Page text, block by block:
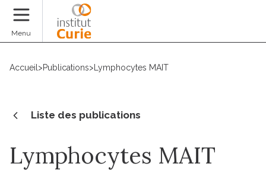
Menu
Accueil >Publications> Lymphocytes MAIT
Liste des publications
Lymphocytes MAIT